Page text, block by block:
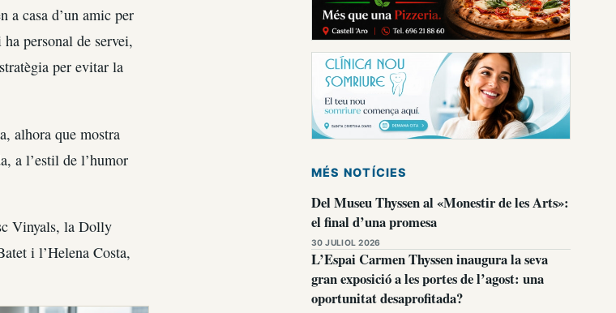
a casa d’un amic per
personal de servei,
per evitar la
alhora que mostra
a l’estil de l’humor
Vinyals, la Dolly
i l’Helena Costa,
MÉS NOTÍCIES
Del Museu Thyssen al «Monestir de les Arts»:
el final d’una promesa
30 JULIOL 2026
L’Espai Carmen Thyssen inaugura la seva
gran exposició a les portes de l’agost: una
oportunitat desaprofitada?